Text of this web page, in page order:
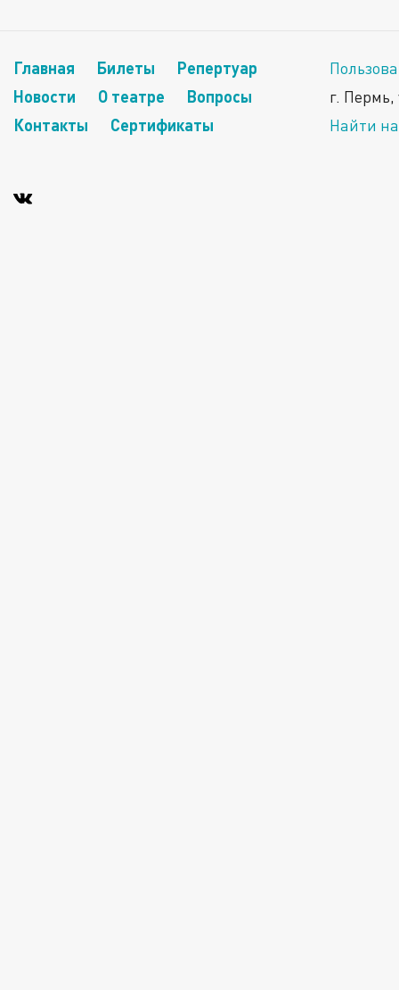
Главная Билеты
Репертуар
Новости
О театре
Вопросы
Контакты
Сертификаты
г.
Найти